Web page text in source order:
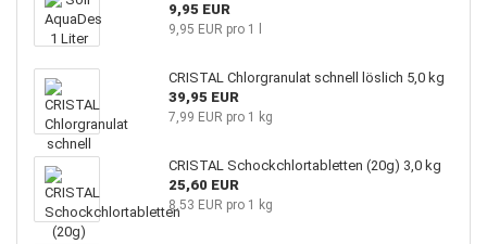
9,95 EUR
9,95 EUR pro 1 l
CRISTAL Chlorgranulat schnell löslich 5,0 kg
39,95 EUR
7,99 EUR pro 1 kg
CRISTAL Schockchlortabletten (20g) 3,0 kg
25,60 EUR
8,53 EUR pro 1 kg